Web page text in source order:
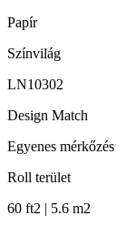
Papír
Színvilág
LN10302
Design Match
Egyenes mérkőzés
Roll terület
60 ft2 | 5.6 m2